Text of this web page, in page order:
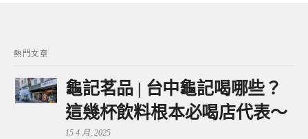
熱門文章
龜記茗品 | 台中龜記喝哪些？
這幾杯飲料根本必喝店代表～
15 4 月, 2025